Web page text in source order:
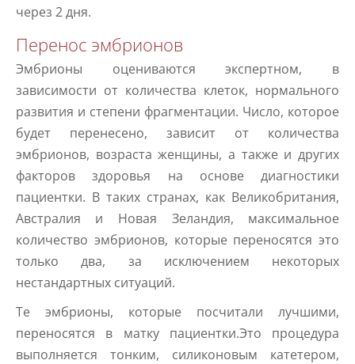
через 2 дня.
Перенос эмбрионов
Эмбрионы оцениваются экспертном, в
зависимости от количества клеток, нормального
развития и степени фрагментации. Число, которое
будет перенесено, зависит от количества
эмбрионов, возраста женщины, а также и других
факторов здоровья на основе диагностики
пациентки. В таких странах, как Великобритания,
Австралия и Новая Зеландия, максимальное
количество эмбрионов, которые переносятся это
только два, за исключением некоторых
нестандартных ситуаций.
Те эмбрионы, которые посчитали лучшими,
переносятся в матку пациентки.Это процедура
выполняется тонким, силиконовым катетером,